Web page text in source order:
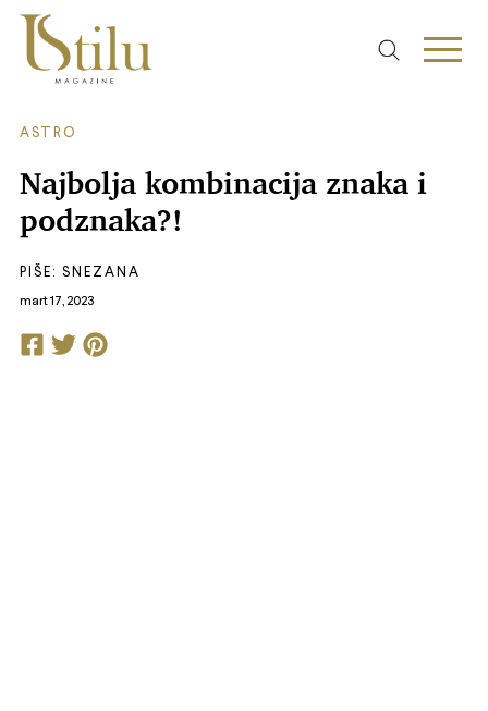
ASTRO
Najbolja kombinacija znaka i
podznaka?!
PIŠE: SNEZANA
mart 17, 2023